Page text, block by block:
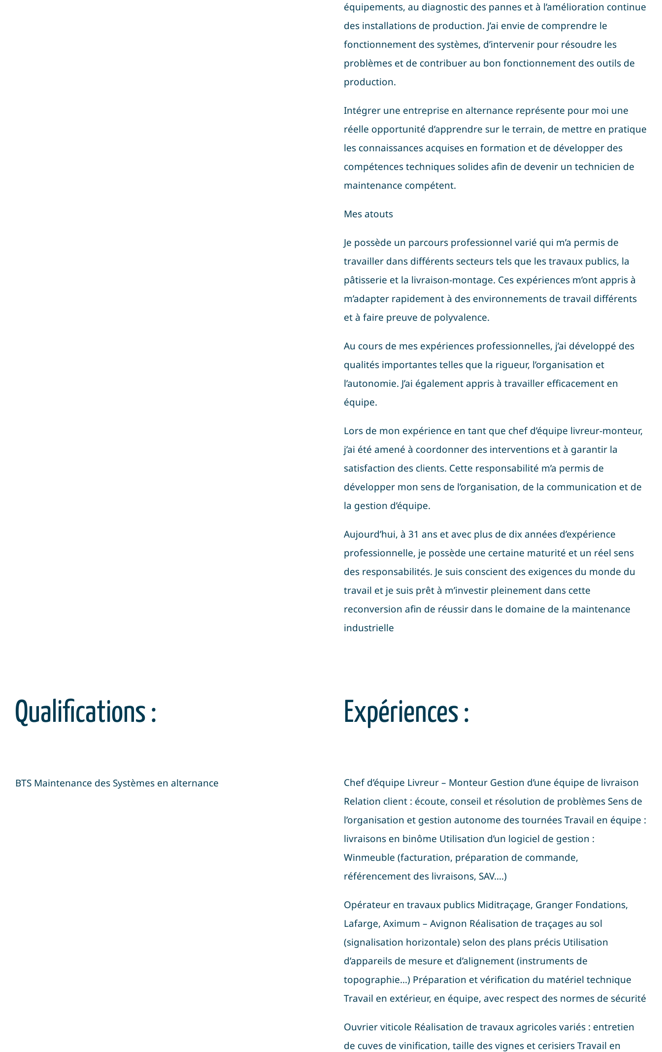
équipements, au diagnostic des pannes et à l’amélioration continue
des installations de production. J’ai envie de comprendre le
fonctionnement des systèmes, d’intervenir pour résoudre les
problèmes et de contribuer au bon fonctionnement des outils de
production.
Intégrer une entreprise en alternance représente pour moi une
réelle opportunité d’apprendre sur le terrain, de mettre en pratique
les connaissances acquises en formation et de développer des
compétences techniques solides afin de devenir un technicien de
maintenance compétent.
Mes atouts
Je possède un parcours professionnel varié qui m’a permis de
travailler dans différents secteurs tels que les travaux publics, la
pâtisserie et la livraison-montage. Ces expériences m’ont appris à
m’adapter rapidement à des environnements de travail différents
et à faire preuve de polyvalence.
Au cours de mes expériences professionnelles, j’ai développé des
qualités importantes telles que la rigueur, l’organisation et
l’autonomie. J’ai également appris à travailler efficacement en
équipe.
Lors de mon expérience en tant que chef d’équipe livreur-monteur,
j’ai été amené à coordonner des interventions et à garantir la
satisfaction des clients. Cette responsabilité m’a permis de
développer mon sens de l’organisation, de la communication et de
la gestion d’équipe.
Aujourd’hui, à 31 ans et avec plus de dix années d’expérience
professionnelle, je possède une certaine maturité et un réel sens
des responsabilités. Je suis conscient des exigences du monde du
travail et je suis prêt à m’investir pleinement dans cette
reconversion afin de réussir dans le domaine de la maintenance
industrielle
Qualifications :
BTS Maintenance des Systèmes en alternance
Expériences :
Chef d’équipe Livreur – Monteur Gestion d’une équipe de livraison
Relation client : écoute, conseil et résolution de problèmes Sens de
l’organisation et gestion autonome des tournées Travail en équipe :
livraisons en binôme Utilisation d’un logiciel de gestion :
Winmeuble (facturation, préparation de commande,
référencement des livraisons, SAV….)
Opérateur en travaux publics Miditraçage, Granger Fondations,
Lafarge, Aximum – Avignon Réalisation de traçages au sol
(signalisation horizontale) selon des plans précis Utilisation
d’appareils de mesure et d’alignement (instruments de
topographie…) Préparation et vérification du matériel technique
Travail en extérieur, en équipe, avec respect des normes de sécurité
Ouvrier viticole Réalisation de travaux agricoles variés : entretien
de cuves de vinification, taille des vignes et cerisiers Travail en